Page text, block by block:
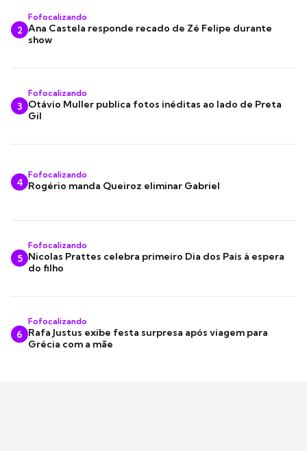
2
Fofocalizando
Ana Castela responde recado de Zé Felipe durante
show
3
Fofocalizando
Otávio Muller publica fotos inéditas ao lado de Preta
Gil
4
Fofocalizando
Rogério manda Queiroz eliminar Gabriel
5
Fofocalizando
Nicolas Prattes celebra primeiro Dia dos Pais à espera
do filho
6
Fofocalizando
Rafa Justus exibe festa surpresa após viagem para
Grécia com a mãe